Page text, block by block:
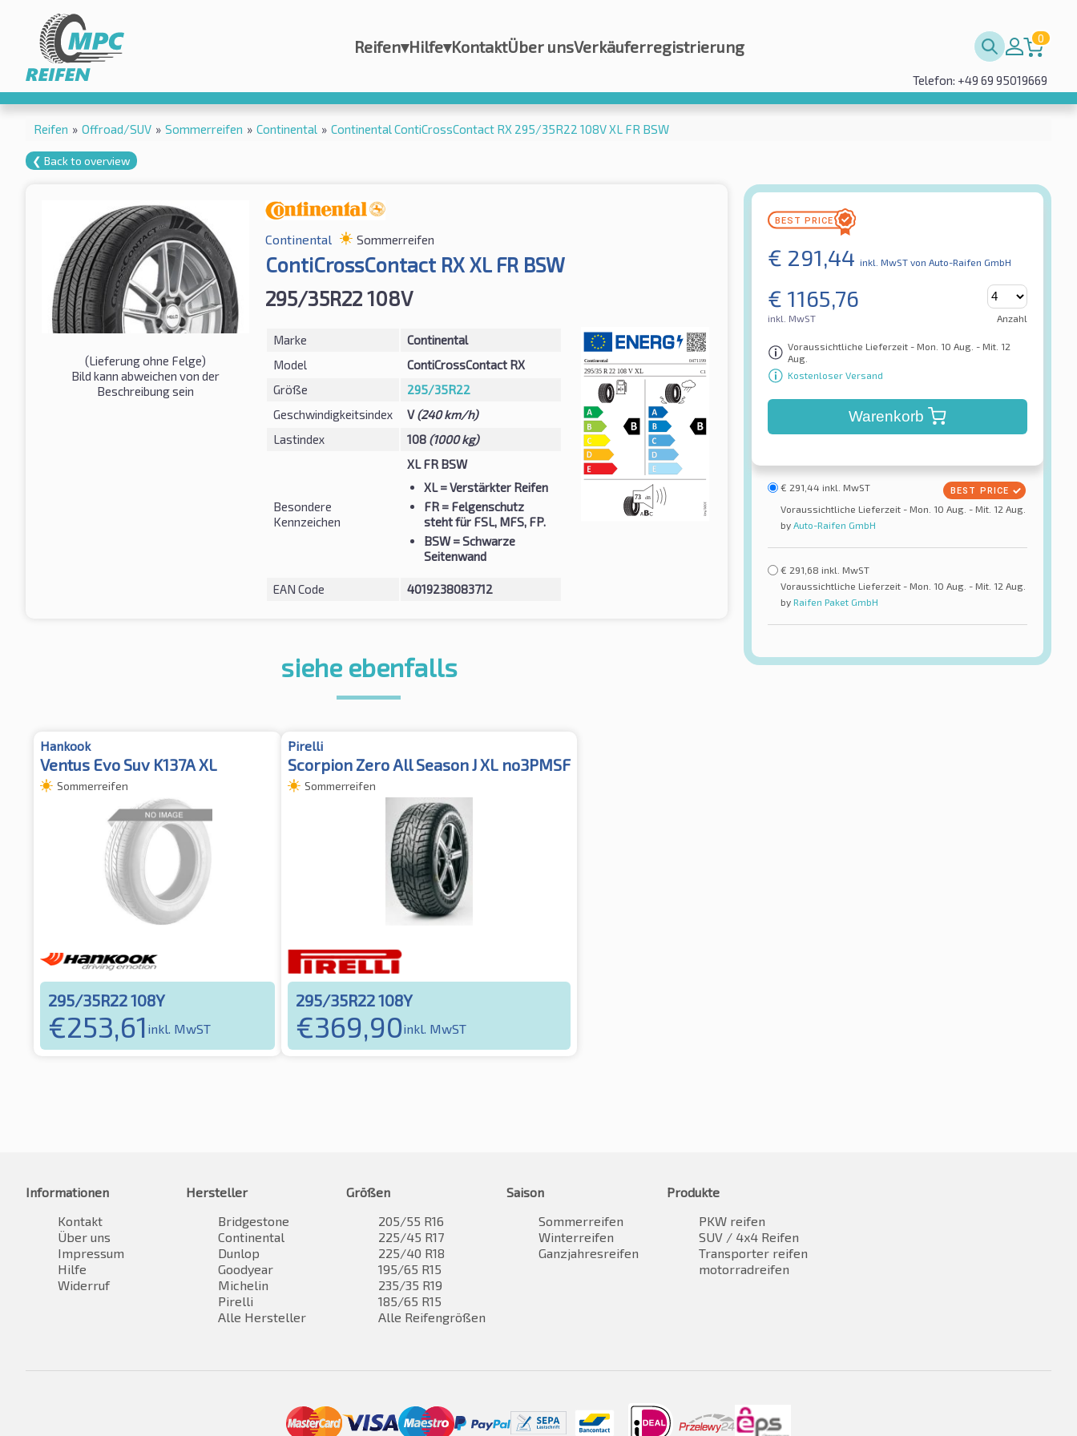
Reifen▾Hilfe▾KontaktÜber unsVerkäuferregistrierung 0
Telefon: +49 69 95019669
Reifen » Offroad/SUV » Sommerreifen » Continental » Continental ContiCrossContact RX 295/35R22 108V XL FR BSW
❮ Back to overview
(Lieferung ohne Felge)
Bild kann abweichen von der
Beschreibung sein
Continental Sommerreifen
ContiCrossContact RX XL FR BSW
295/35R22 108V
Marke
Continental
Model
ContiCrossContact RX
Größe
295/35R22
Geschwindigkeitsindex
V(240 km/h)
Lastindex
108 (1000 kg)
Besondere
Kennzeichen
XL FR BSW
XL= Verstärkter Reifen
FR= Felgenschutz
steht für FSL, MFS, FP.
BSW= Schwarze
Seitenwand
EAN Code 4019238083712
€ 291,44 inkl. MwST von Auto-Raifen GmbH
€ 1165,76
inkl. MwST Anzahl
Voraussichtliche Lieferzeit - Mon. 10 Aug. - Mit. 12
Aug.
Kostenloser Versand
Warenkorb
€ 291,44 inkl. MwST
Voraussichtliche Lieferzeit - Mon. 10 Aug. - Mit. 12 Aug.
by Auto-Raifen GmbH
€ 291,68 inkl. MwST
Voraussichtliche Lieferzeit - Mon. 10 Aug. - Mit. 12 Aug.
by Raifen Paket GmbH
siehe ebenfalls
Hankook
Ventus Evo Suv K137A XL
Sommerreifen
295/35R22 108Y
€253,61 inkl. MwST
Pirelli
Scorpion Zero All Season J XL no3PMSF
Sommerreifen
295/35R22 108Y
€369,90inkl. MwST
Informationen
Kontakt
Über uns
Impressum
Hilfe
Widerruf
Hersteller
Bridgestone
Continental
Dunlop
Goodyear
Michelin
Pirelli
Alle Hersteller
Größen
205/55 R16
225/45 R17
225/40 R18
195/65 R15
235/35 R19
185/65 R15
Alle Reifengrößen
Saison
Sommerreifen
Winterreifen
Ganzjahresreifen
Produkte
PKW reifen
SUV / 4x4 Reifen
Transporter reifen
motorradreifen